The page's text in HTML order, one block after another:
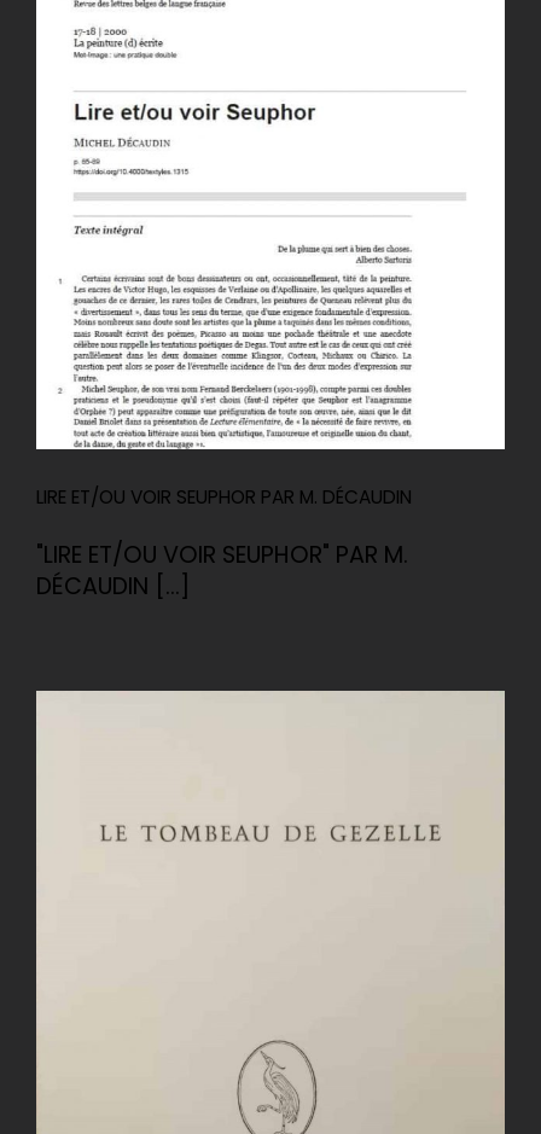
LIRE ET/OU VOIR SEUPHOR PAR M. DÉCAUDIN
"LIRE ET/OU VOIR SEUPHOR" PAR M.
DÉCAUDIN [...]